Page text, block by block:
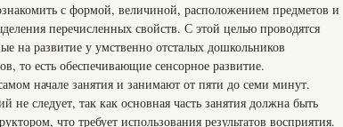
с формой, величиной, расположением предметов и
перечисленных свойств. С этой целью проводятся
на развитие у умственно отсталых дошкольников
то есть обеспечивающие сенсорное развитие.
начале занятия и занимают от пяти до семи минут.
не следует, так как основная часть занятия должна быть
что требует использования результатов восприятия.